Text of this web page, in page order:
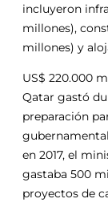
incluyeron
millones),
millones) y
US$ 220.000
Qatar gastó
preparación
en 2017, el
gastaba 500
proyectos de